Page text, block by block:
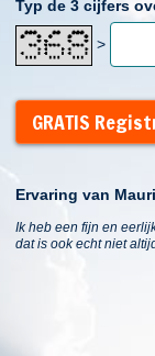
Typ de 3 cijfers
>
GRATIS
Ervaring van
Ik heb een fijn en
dat is ook echt niet